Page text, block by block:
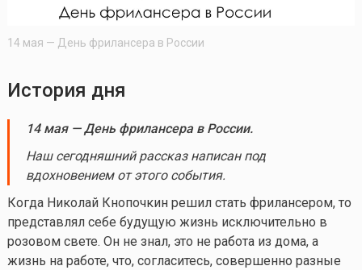
14 мая — День фрилансера в России
История дня
14 мая — День фрилансера в России.
Наш сегодняшний рассказ написан под
вдохновением от этого события.
Когда Николай Кнопочкин решил стать фрилансером, то
представлял себе будущую жизнь исключительно в
розовом свете. Он не знал, это не работа из дома, а
жизнь на работе, что, согласитесь, совершенно разные